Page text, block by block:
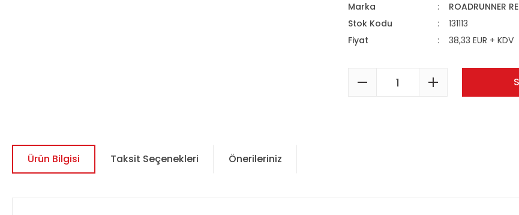
Marka
ROADRUNNER
Stok Kodu
131113
Fiyat
38,33 EUR + KDV
Ürün Bilgisi Taksit Seçenekleri Önerileriniz